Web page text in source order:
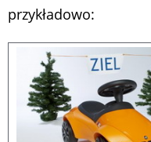
przykładowo: